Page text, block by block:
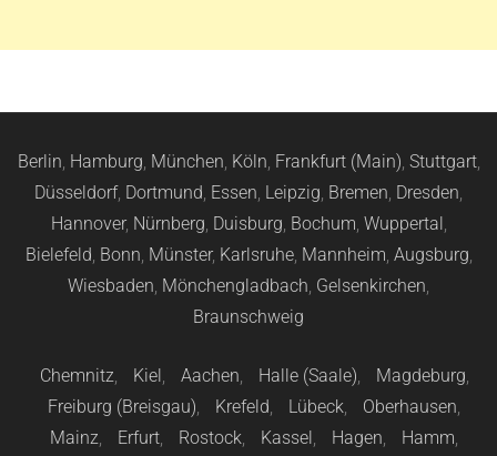
Berlin, Hamburg, München, Köln, Frankfurt (Main), Stuttgart,
Düsseldorf, Dortmund, Essen, Leipzig, Bremen, Dresden,
Hannover, Nürnberg, Duisburg, Bochum, Wuppertal,
Bielefeld, Bonn, Münster, Karlsruhe, Mannheim, Augsburg,
Wiesbaden, Mönchengladbach, Gelsenkirchen,
Braunschweig
Chemnitz, Kiel, Aachen, Halle (Saale), Magdeburg,
Freiburg (Breisgau), Krefeld, Lübeck, Oberhausen,
Mainz, Erfurt, Rostock, Kassel, Hagen, Hamm,